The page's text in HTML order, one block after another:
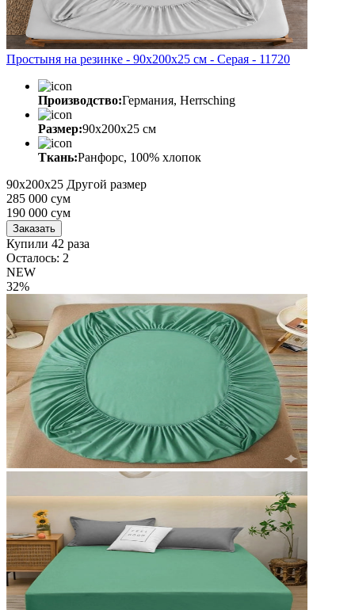
Простыня на резинке - 90x200x25 cм - Серая - 11720
Производство:Германия, Herrsching
Размер:90x200x25 cм
Ткань:Ранфорс, 100% хлопок
90x200x25 Другой размер
285 000 сум
190 000 сум
Заказать
Купили 42 раза
Осталось: 2
NEW
32%